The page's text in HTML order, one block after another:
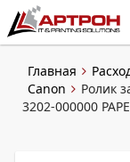
Главная
Canon
Ролик
3202-000000